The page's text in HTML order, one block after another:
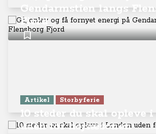
Gendarmstien langs
Fjord
Artikel Storbyferie
10 steder du skal opleve
uden for højsæsonen